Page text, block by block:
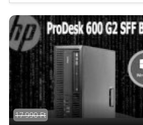
17 990 Ft